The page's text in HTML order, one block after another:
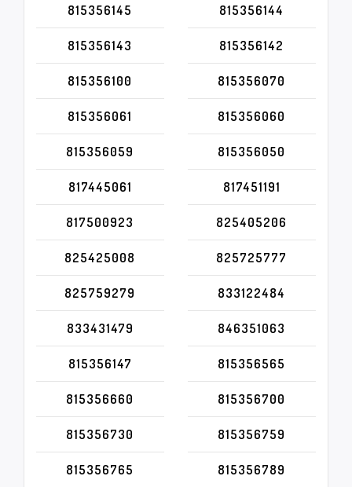
815356145 815356144
815356143 815356142
815356100 815356070
815356061 815356060
815356059 815356050
817445061 817451191
817500923 825405206
825425008 825725777
825759279 833122484
833431479 846351063
815356147 815356565
815356660 815356700
815356730 815356759
815356765 815356789